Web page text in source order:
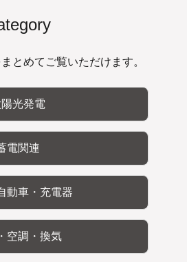
とめてご覧いただけます。
光発電
電関連
動車・充電器
空調・換気